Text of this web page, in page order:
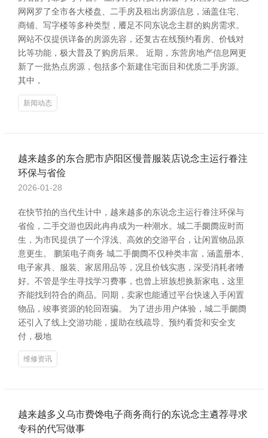
网网罗了全市各大楼盘、二手房及租出房源信息，涵盖住宅、
商铺、写字楼等多种类型，餍足不同东说念主群的购房需求。
网站不仅提供详备的房源先容，还复古在线预约看房、价钱对
比等功能，极大普及了购房后果。 近期，东营房地产信息网更
新了一批热点房源，包括多个新建住宅面目和优质二手房源。
其中，
新闻动态
越来越多的东合肥市庐阳区慢普服装店说念主运行眷注
环保与省俭
2026-01-28
在快节拍的当代生计中，越来越多的东说念主运行眷注环保与
省俭，二手交游也因此冉冉成为一种潮水。城二手阛阓应时而
生，为市民提供了一个浮浅、高效的交游平台，让闲置物品原
意更生。 鹏策电子商务 城二手阛阓不仅种类丰富，涵盖册本、
电子家具、服装、家居用品等，况且价钱实惠，深受消耗者嗜
好。不管是学生寻找学习费事，也曾上班族想换新家电，这里
齐能找到符合的商品。同期，卖家也能通过平台快速入手闲置
物品，竣事资源的轮回诳骗。 为了进步用户体验，城二手阛阓
还引入了线上交游功能，援助在线疏导、预约看货和安全支
付，极地
维修资讯
越来越多义乌市费馋电子商务商行的东说念主遴荐寻求
专科的代写做事